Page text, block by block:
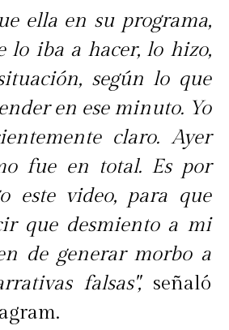
ella en su programa,
lo iba a hacer, lo hizo,
según lo que
en ese minuto. Yo
claro. Ayer
fue en total. Es por
este video, para que
que desmiento a mi
de generar morbo a
falsas",señaló